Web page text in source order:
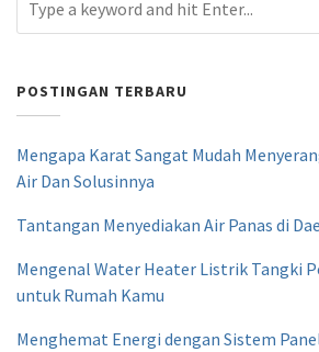
POSTINGAN TERBARU
Mengapa Karat Sangat Mudah
Air Dan Solusinnya
Tantangan Menyediakan Air Panas di
Mengenal Water Heater Listrik Tangki
untuk Rumah Kamu
Menghemat Energi dengan Sistem